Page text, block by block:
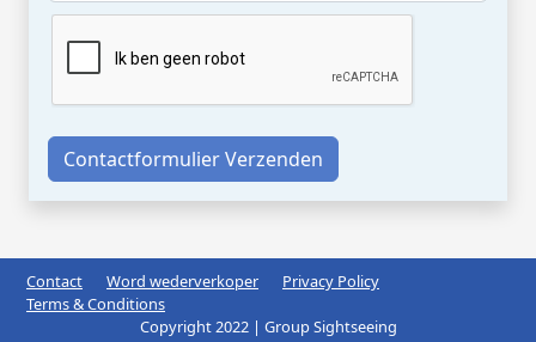
Contactformulier Verzenden
Contact Word wederverkoper
Privacy Policy
Terms & Conditions
Copyright 2022 | Group Sightseeing